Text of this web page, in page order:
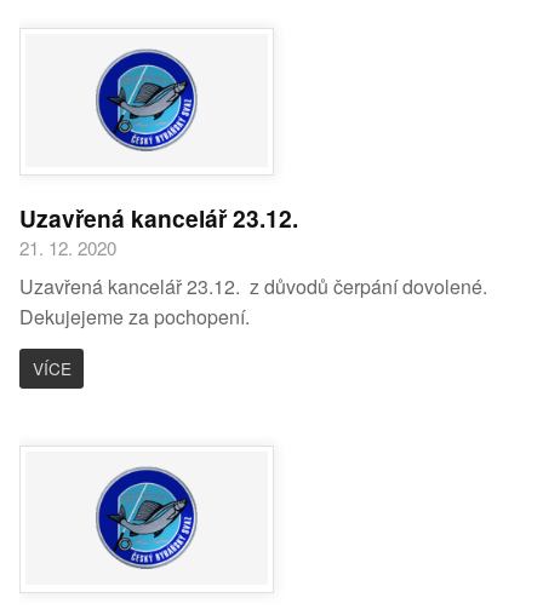
Uzavřená kancelář 23.12.
21. 12. 2020
Uzavřená kancelář 23.12. z důvodů čerpání dovolené.
Dekujejeme za pochopení.
VÍCE